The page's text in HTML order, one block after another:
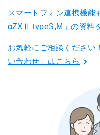
スマートフォン連携機
αZXⅡ typeS,M」の資料
お気軽にご相談ください
い合わせ」はこちら